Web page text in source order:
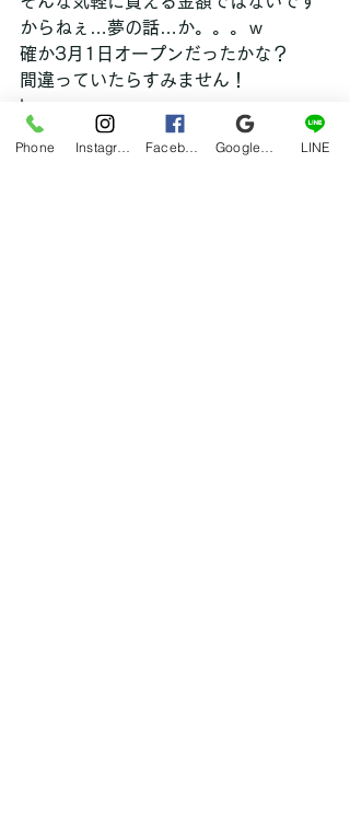
からねぇ…夢の話…か。。。ｗ
確か3月1日オープンだったかな？
間違っていたらすみません！
hana
Phone LINE